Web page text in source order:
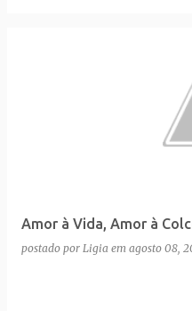
Amor à Vida, Amor à
postado por Ligia em agosto 08,